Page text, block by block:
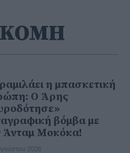
η μπασκετική
Ο Άρης
βόμβα με
Άνταμ Μοκόκα!
2026